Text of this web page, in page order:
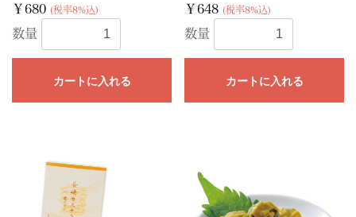
￥680 (税率8%込)
数量
カートに入れる
￥648 (税率8%込)
数量
カートに入れる